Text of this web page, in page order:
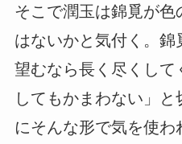
そこで潤玉は錦覓が
はないかと気付く。
望むなら長く尽くして
してもかまわない」
にそんな形で気を使